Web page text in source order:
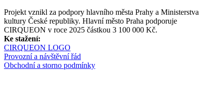
Projekt vznikl za podpory hlavního města Prahy a Ministerstva
kultury České republiky. Hlavní město Praha podporuje
CIRQUEON v roce 2025 částkou 3 100 000 Kč.
Ke stažení:
CIRQUEON LOGO
Provozní a návštěvní řád
Obchodní a storno podmínky